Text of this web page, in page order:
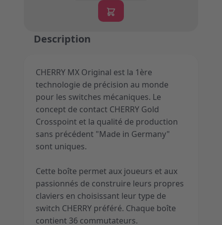
Description
CHERRY MX Original est la 1ère
technologie de précision au monde
pour les switches mécaniques. Le
concept de contact CHERRY Gold
Crosspoint et la qualité de production
sans précédent "Made in Germany"
sont uniques.
Cette boîte permet aux joueurs et aux
passionnés de construire leurs propres
claviers en choisissant leur type de
switch CHERRY préféré. Chaque boîte
contient 36 commutateurs.